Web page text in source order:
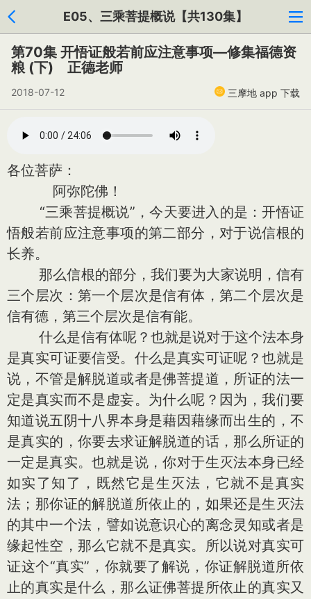
E05、三乘菩提概说【共130集】
第70集 开悟证般若前应注意事项—修集福德资
粮 (下) 正德老师
2018-07-12 三摩地 app 下载
各位菩萨：
阿弥陀佛！
“三乘菩提概说”，今天要进入的是：开悟证
悟般若前应注意事项的第二部分，对于说信根的
长养。
那么信根的部分，我们要为大家说明，信有
三个层次：第一个层次是信有体，第二个层次是
信有德，第三个层次是信有能。
什么是信有体呢？也就是说对于这个法本身
是真实可证要信受。什么是真实可证呢？也就是
说，不管是解脱道或者是佛菩提道，所证的法一
定是真实而不是虚妄。为什么呢？因为，我们要
知道说五阴十八界本身是藉因藉缘而出生的，不
是真实的，你要去求证解脱道的话，那么所证的
一定是真实。也就是说，你对于生灭法本身已经
如实了知了，既然它是生灭法，它就不是真实
法；那你证的解脱道所依止的，如果还是生灭法
的其中一个法，譬如说意识心的离念灵知或者是
缘起性空，那么它就不是真实。所以说对真实可
证这个“真实”，你就要了解说，你证解脱道所依
止的真实是什么，那么证佛菩提所依止的真实又